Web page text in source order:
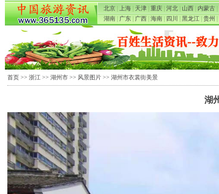
北京 上海 天津 重庆 河北 山西 内蒙古
湖南
广东 广西 海南 四川 黑龙江 贵州
首页 >> 浙江 >> 湖州市 >> 风景图片 >> 湖州市衣裳街美景
湖